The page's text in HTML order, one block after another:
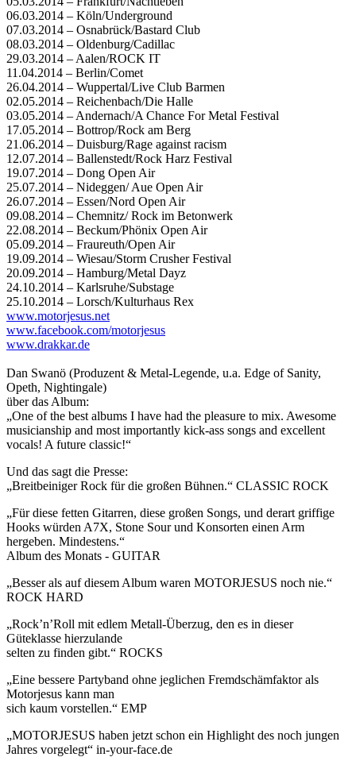
06.03.2014 – Köln/Underground
07.03.2014 – Osnabrück/Bastard Club
08.03.2014 – Oldenburg/Cadillac
29.03.2014 – Aalen/ROCK IT
11.04.2014 – Berlin/Comet
26.04.2014 – Wuppertal/Live Club Barmen
02.05.2014 – Reichenbach/Die Halle
03.05.2014 – Andernach/A Chance For Metal Festival
17.05.2014 – Bottrop/Rock am Berg
21.06.2014 – Duisburg/Rage against racism
12.07.2014 – Ballenstedt/Rock Harz Festival
19.07.2014 – Dong Open Air
25.07.2014 – Nideggen/ Aue Open Air
26.07.2014 – Essen/Nord Open Air
09.08.2014 – Chemnitz/ Rock im Betonwerk
22.08.2014 – Beckum/Phönix Open Air
05.09.2014 – Fraureuth/Open Air
19.09.2014 – Wiesau/Storm Crusher Festival
20.09.2014 – Hamburg/Metal Dayz
24.10.2014 – Karlsruhe/Substage
25.10.2014 – Lorsch/Kulturhaus Rex
www.motorjesus.net
www.facebook.com/motorjesus
www.drakkar.de
Dan Swanö (Produzent & Metal-Legende, u.a. Edge of Sanity,
Opeth, Nightingale)
über das Album:
„One of the best albums I have had the pleasure to mix. Awesome
musicianship and most importantly kick-ass songs and excellent
vocals! A future classic!“
Und das sagt die Presse:
„Breitbeiniger Rock für die großen Bühnen.“ CLASSIC ROCK
„Für diese fetten Gitarren, diese großen Songs, und derart griffige
Hooks würden A7X, Stone Sour und Konsorten einen Arm
hergeben. Mindestens.“
Album des Monats - GUITAR
„Besser als auf diesem Album waren MOTORJESUS noch nie.“
ROCK HARD
„Rock’n’Roll mit edlem Metall-Überzug, den es in dieser
Güteklasse hierzulande
selten zu finden gibt.“ ROCKS
„Eine bessere Partyband ohne jeglichen Fremdschämfaktor als
Motorjesus kann man
sich kaum vorstellen.“ EMP
„MOTORJESUS haben jetzt schon ein Highlight des noch jungen
Jahres vorgelegt“ in-your-face.de